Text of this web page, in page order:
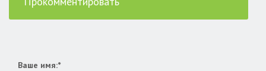
Ваше имя:*